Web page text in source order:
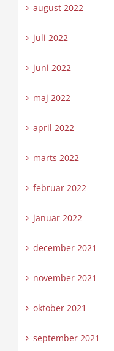
august 2022
juli 2022
juni 2022
maj 2022
april 2022
marts 2022
februar 2022
januar 2022
december 2021
november 2021
oktober 2021
september 2021